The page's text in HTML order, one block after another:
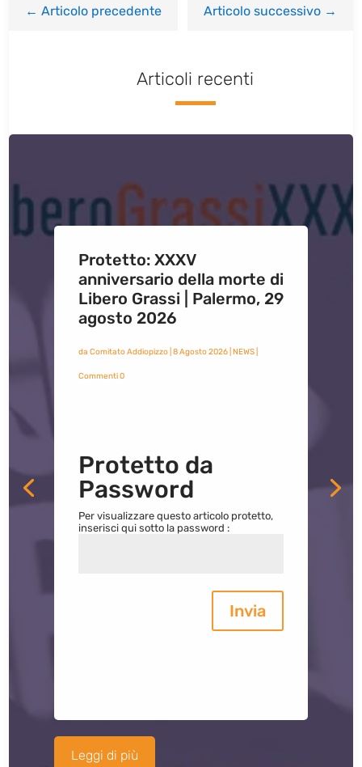
←Articolo precedente Articolo successivo→
Articoli recenti
Protetto: XXXV
anniversario della morte di
Libero Grassi | Palermo, 29
agosto 2026
da Comitato Addiopizzo| 8 Agosto 2026| NEWS|
Commenti 0
Protetto da
Password
Per visualizzare questo articolo protetto,
inserisci qui sotto la password :
Invia
Leggi di più